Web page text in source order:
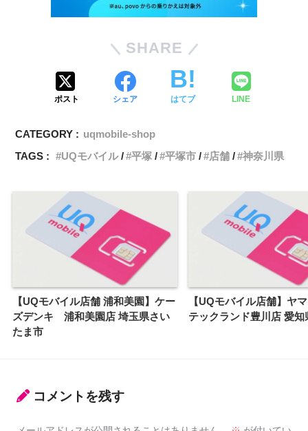
SHARE
ポスト シェア はてブ LINE
CATEGORY : uqmobile-shop
TAGS :
UQモバイル 平塚 平塚市 店舗 神奈川県
【UQモバイル店舗 浦和美園】ケー
ズデンキ 浦和美園店 埼玉県さい
たま市
【UQモバイル店舗】
テックランド豊川店 愛知
コメントを残す